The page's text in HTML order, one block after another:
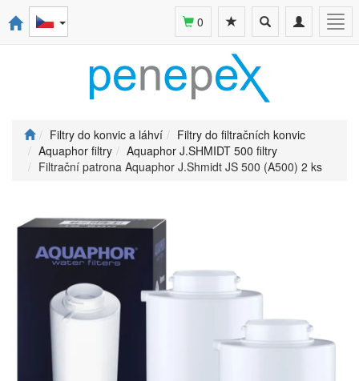
Toggle
navigation
Toggle
search
0
Filtry do konvic a láhví
Filtry do filtračních konvic
Aquaphor filtry
Aquaphor J.SHMIDT 500 filtry
Filtrační patrona Aquaphor J.Shmidt JS 500 (A500) 2 ks